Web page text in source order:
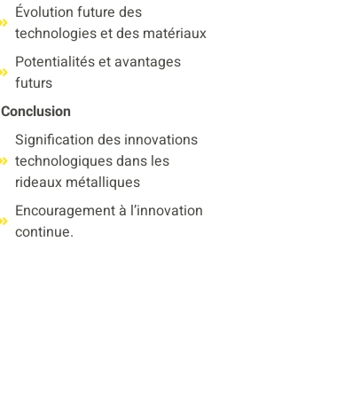
Évolution future des
technologies et des matériaux
Potentialités et avantages
futurs
Conclusion
Signification des innovations
technologiques dans les
rideaux métalliques
Encouragement à l’innovation
continue.